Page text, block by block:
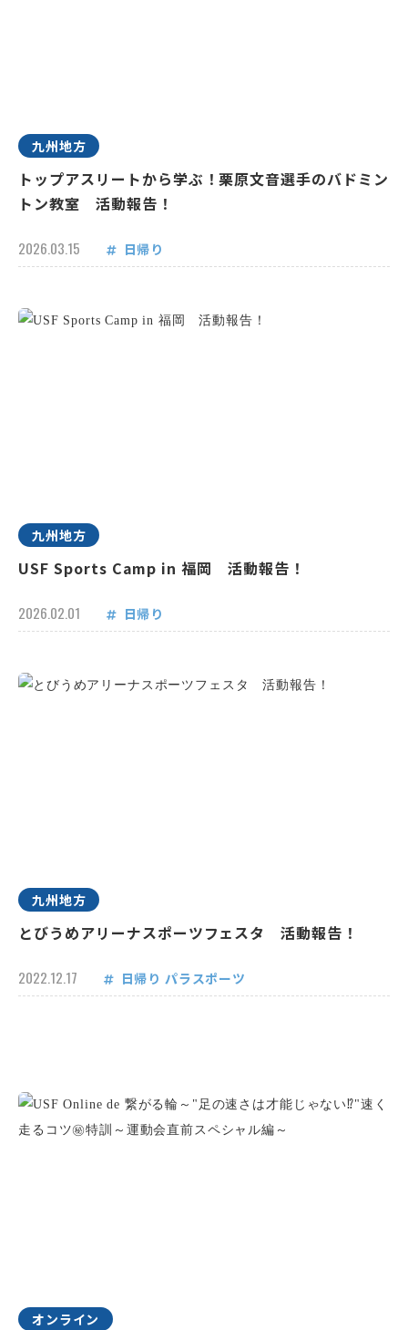
九州地方
トップアスリートから学ぶ！栗原文音選手のバドミン
トン教室 活動報告！
2026.03.15 日帰り
九州地方
USF Sports Camp in 福岡 活動報告！
2026.02.01 日帰り
九州地方
とびうめアリーナスポーツフェスタ 活動報告！
2022.12.17 日帰り パラスポーツ
オンライン